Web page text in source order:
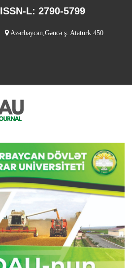
ISSN-L: 2790-5799
Azərbaycan,Gəncə ş. Atatürk 450